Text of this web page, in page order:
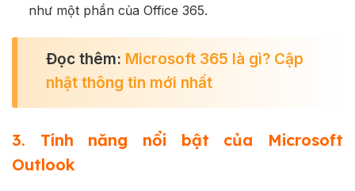
như một phần của Office 365.
Đọc thêm: Microsoft 365 là gì? Cập
nhật thông tin mới nhất
3. Tính năng nổi bật của Microsoft
Outlook